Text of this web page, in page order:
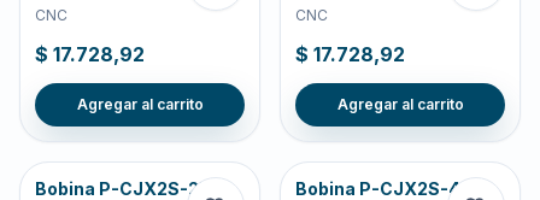
CNC
$ 17.728,92
Agregar al carrito
CNC
$ 17.728,92
Agregar al carrito
Bobina P-CJX2S-25-
Bobina P-CJX2S-40-